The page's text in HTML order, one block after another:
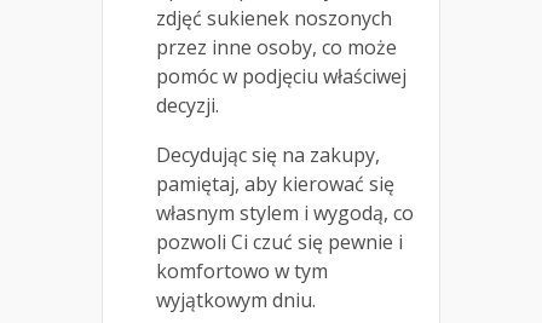
zdjęć sukienek noszonych
przez inne osoby, co może
pomóc w podjęciu właściwej
decyzji.
Decydując się na zakupy,
pamiętaj, aby kierować się
własnym stylem i wygodą, co
pozwoli Ci czuć się pewnie i
komfortowo w tym
wyjątkowym dniu.